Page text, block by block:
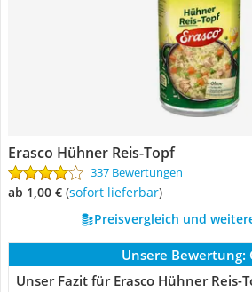
Erasco Hühner Reis-Topf
337 Bewertungen
ab 1,00 € ( Sofort lieferbar)
Preisvergleich und
Unsere Bewertung:
Unser Fazit für Erasco Hühner Reis-